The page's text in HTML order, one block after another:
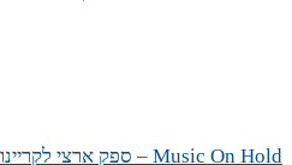
Music On Hold – ספק ארצי לקריינות מקצועית